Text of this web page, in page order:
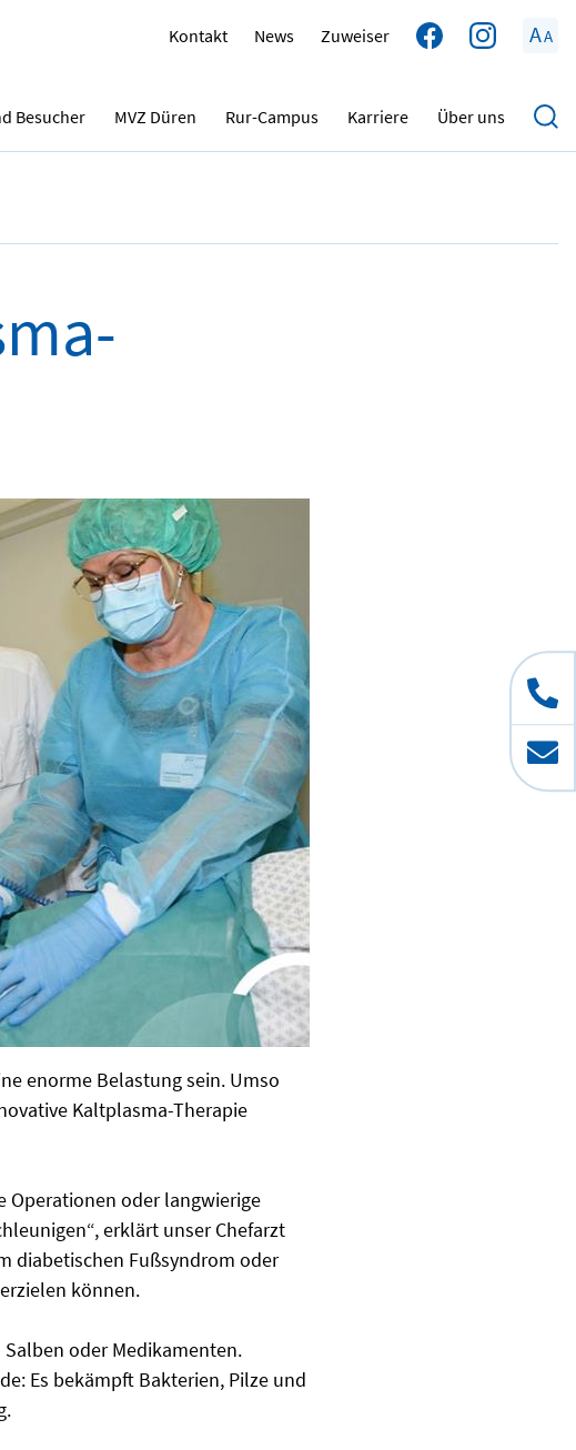
Kontakt News Zuweiser AA
Besucher MVZ Düren Rur-Campus Karriere Über uns
28.12.2024
enorme Belastung sein. Umso
Kaltplasma-Therapie
Operationen oder langwierige
erklärt unser Chefarzt
diabetischen Fußsyndrom oder
können.
oder Medikamenten.
Es bekämpft Bakterien, Pilze und